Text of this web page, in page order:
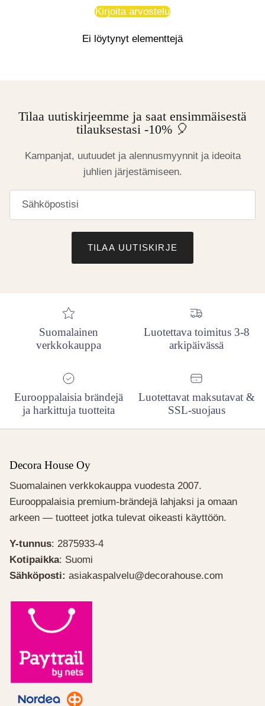
Kirjoita arvostelu
Ei löytynyt elementtejä
Tilaa uutiskirjeemme ja saat ensimmäisestä
tilauksestasi -10% 🎈
Kampanjat, uutuudet ja alennusmyynnit ja ideoita
juhlien järjestämiseen.
TILAA UUTISKIRJE
Suomalainen
verkkokauppa
Luotettava toimitus 3-8
arkipäivässä
Eurooppalaisia brändejä
ja harkittuja tuotteita
Luotettavat maksutavat &
SSL-suojaus
Decora House Oy
Suomalainen verkkokauppa vuodesta 2007.
Eurooppalaisia premium-brändejä lahjaksi ja omaan
arkeen — tuotteet jotka tulevat oikeasti käyttöön.
Y-tunnus: 2875933-4
Kotipaikka: Suomi
Sähköposti: asiakaspalvelu@decorahouse.com